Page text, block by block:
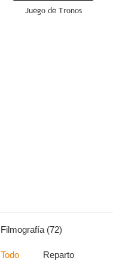
Juego de Tronos
Filmografía (72)
Todo Reparto